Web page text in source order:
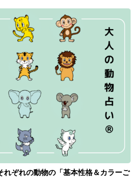
れぞれの動物の「基本性格＆カラーご